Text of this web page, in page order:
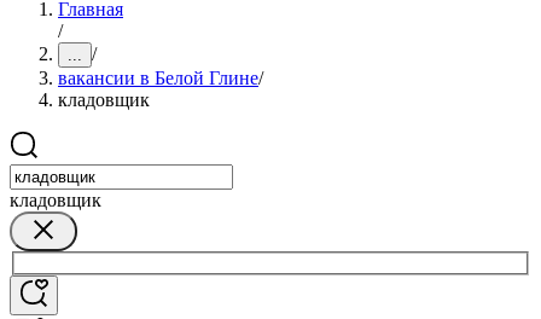
Главная
/
... /
вакансии в Белой Глине/
кладовщик
кладовщик